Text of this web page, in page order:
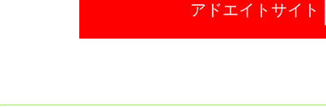
アドエイトサイト